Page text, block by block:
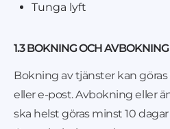
Tunga lyft
1.3 BOKNING OCH AVBOKNING
Bokning av tjänster kan
eller e-post. Avbokning eller
ska helst göras minst 10